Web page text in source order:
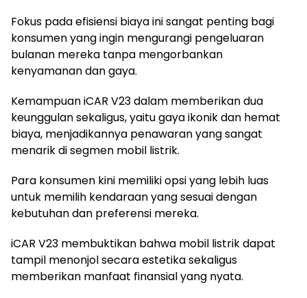
Fokus pada efisiensi biaya ini sangat penting bagi
konsumen yang ingin mengurangi pengeluaran
bulanan mereka tanpa mengorbankan
kenyamanan dan gaya.
Kemampuan iCAR V23 dalam memberikan dua
keunggulan sekaligus, yaitu gaya ikonik dan hemat
biaya, menjadikannya penawaran yang sangat
menarik di segmen mobil listrik.
Para konsumen kini memiliki opsi yang lebih luas
untuk memilih kendaraan yang sesuai dengan
kebutuhan dan preferensi mereka.
iCAR V23 membuktikan bahwa mobil listrik dapat
tampil menonjol secara estetika sekaligus
memberikan manfaat finansial yang nyata.